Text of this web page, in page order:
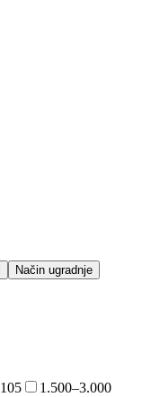
Način ugradnje
105
1.500–3.000